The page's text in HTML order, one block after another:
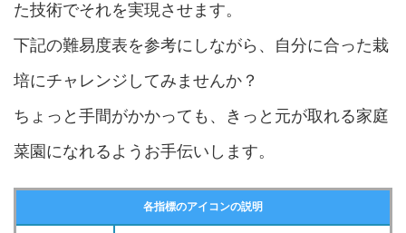
た技術でそれを実現させます。
下記の難易度表を参考にしながら、自分に合った栽
培にチャレンジしてみませんか？
ちょっと手間がかかっても、きっと元が取れる家庭
菜園になれるようお手伝いします。
各指標のアイコンの説明